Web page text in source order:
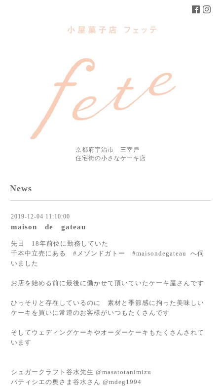
京都府宇治市 三室戸
住宅街の小さなケーキ店
News
2019-12-04 11:10:00
maison de gateau
先日 18年前位に勤務していた
千本中立売にある #メゾンドガトー #maisondegateau へ伺
いました
お店を始める前に最後に働かせて頂いていたケーキ屋さんです
ひっそりと存在しているのに 素材と季節感に拘った美味しい
ケーキを買いに常連のお客様がいつもたくさんです
そしてウェディングケーキやオーダーケーキもたくさんされて
います
シュガークラフト谷水先生 @masatotanimizu
パティシエの奥さま谷水さん @mdeg1994